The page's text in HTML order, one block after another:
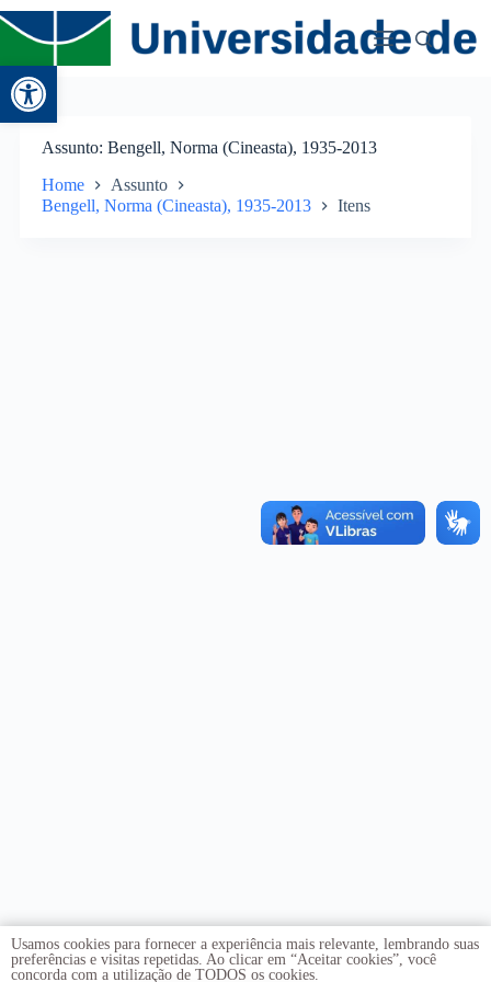
Abrir a barra de ferramentas
Assunto Bengell, Norma (Cineasta), 1935-2013
Home
Assunto
Bengell, Norma (Cineasta), 1935-2013
Itens
Usamos cookies para fornecer a experiência mais relevante, lembrando suas
preferências e visitas repetidas. Ao clicar em “Aceitar cookies”, você
concorda com a utilização de TODOS os cookies.